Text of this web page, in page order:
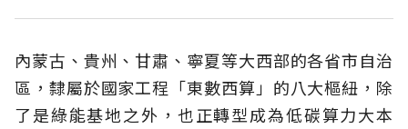
內蒙古、貴州、甘肅、寧夏等大西部的各省市自治
區，隸屬於國家工程「東數西算」的八大樞紐，除
了是綠能基地之外，也正轉型成為低碳算力大本